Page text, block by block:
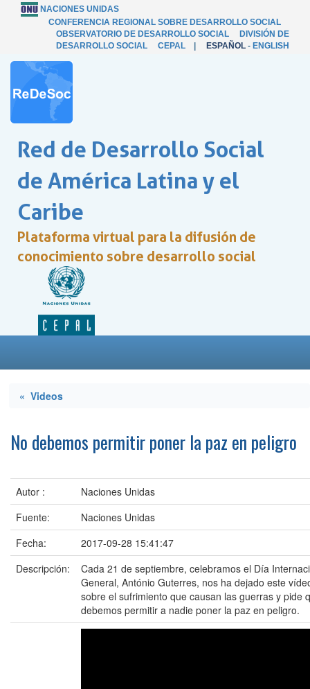
NACIONES UNIDAS
CONFERENCIA REGIONAL SOBRE DESARROLLO SOCIAL
OBSERVATORIO DE DESARROLLO SOCIAL
DIVISIÓN DE
DESARROLLO SOCIAL
CEPAL ESPAÑOL - ENGLISH
Red de Desarrollo Social
de América Latina y el
Caribe
Plataforma virtual para la difusión de
conocimiento sobre desarrollo social
« Videos
No debemos permitir poner la paz en peligro
Autor :
Naciones Unidas
Fuente:
Naciones Unidas
Fecha:
2017-09-28 15:41:47
Descripción:
Cada 21 de septiembre, celebramos el Día
General, António Guterres, nos ha dejado este
sobre el sufrimiento que causan las guerras y pide
debemos permitir a nadie poner la paz en peligro.